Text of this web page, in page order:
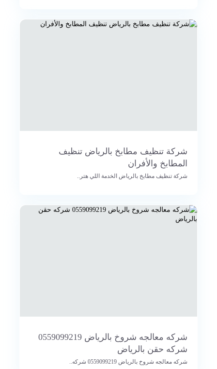
شركة تنظيف مطابخ بالرياض تنظيف
المطابخ والأفران
شركة تنظيف مطابخ بالرياض الخدمة اللي هتر..
شركه معالجه شروخ بالرياض 0559099219
شركه حقن بالرياض
شركه معالجه شروخ بالرياض 0559099219 شركه..